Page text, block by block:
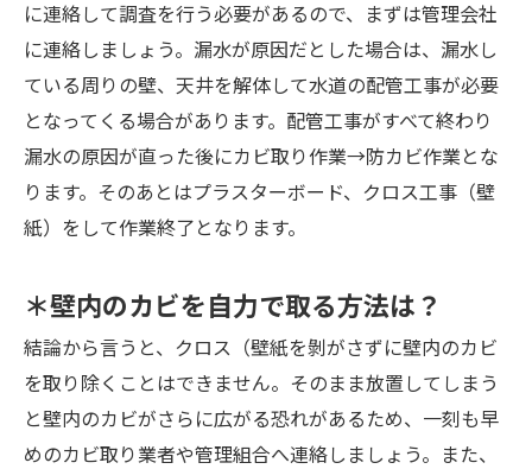
に連絡して調査を行う必要があるので、まずは管理会社
に連絡しましょう。漏水が原因だとした場合は、漏水し
ている周りの壁、天井を解体して水道の配管工事が必要
となってくる場合があります。配管工事がすべて終わり
漏水の原因が直った後にカビ取り作業→防カビ作業とな
ります。そのあとはプラスターボード、クロス工事（壁
紙）をして作業終了となります。
＊壁内のカビを自力で取る方法は？
結論から言うと、クロス（壁紙を剝がさずに壁内のカビ
を取り除くことはできません。そのまま放置してしまう
と壁内のカビがさらに広がる恐れがあるため、一刻も早
めのカビ取り業者や管理組合へ連絡しましょう。また、